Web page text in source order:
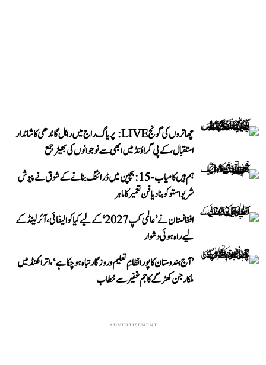
چھاتروں کی گونج LIVE: پریاگ راج میں راہل گاندھی کا شاندار
استقبال، کے پی گراؤنڈ میں ابھی سے نوجوانوں کی بھیڑ جمع
ہم ہیں کامیاب-15: بچپن میں ڈرائنگ بنانے کے شوق نے پیوش
شریواستو کو بنا دیا فن تعمیر کا ماہر
افغانستان نے ’عالمی کپ 2027‘ کے لیے کیا کوالیفائی، آئرلینڈ کے
لیے راہ ہوئی دشوار
’آج ہندوستان کا پورا نظامِ تعلیم و روزگار تباہ ہو چکا ہے‘، اتراکھنڈ میں
ملکارجن کھڑگے کا جم غفیر سے خطاب
ADVERTISEMENT